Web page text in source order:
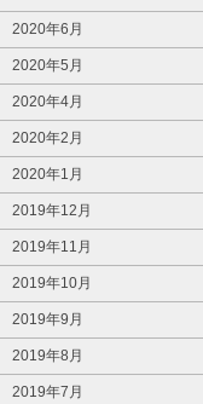
2020年6月
2020年5月
2020年4月
2020年2月
2020年1月
2019年12月
2019年11月
2019年10月
2019年9月
2019年8月
2019年7月